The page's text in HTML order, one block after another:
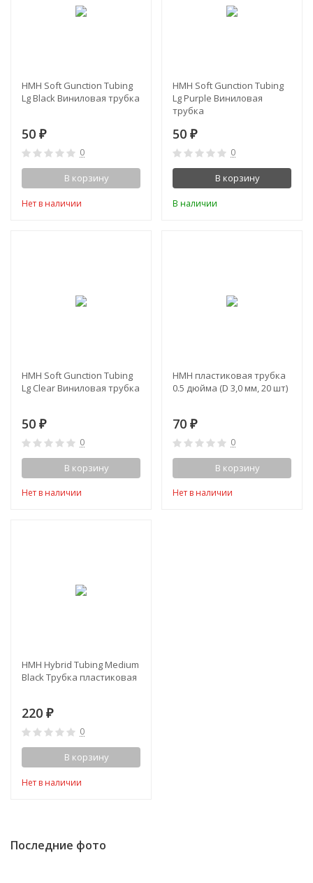
HMH Soft Gunction Tubing
Lg Black Виниловая трубка
50 ₽
0
В корзину
Нет в наличии
HMH Soft Gunction Tubing
Lg Purple Виниловая
трубка
50 ₽
0
В корзину
В наличии
HMH Soft Gunction Tubing
Lg Clear Виниловая трубка
50 ₽
0
В корзину
Нет в наличии
НМН пластиковая трубка
0.5 дюйма (D 3,0 мм, 20 шт)
70 ₽
0
В корзину
Нет в наличии
НМН Hybrid Tubing Medium
Black Трубка пластиковая
220 ₽
0
В корзину
Нет в наличии
Последние фото